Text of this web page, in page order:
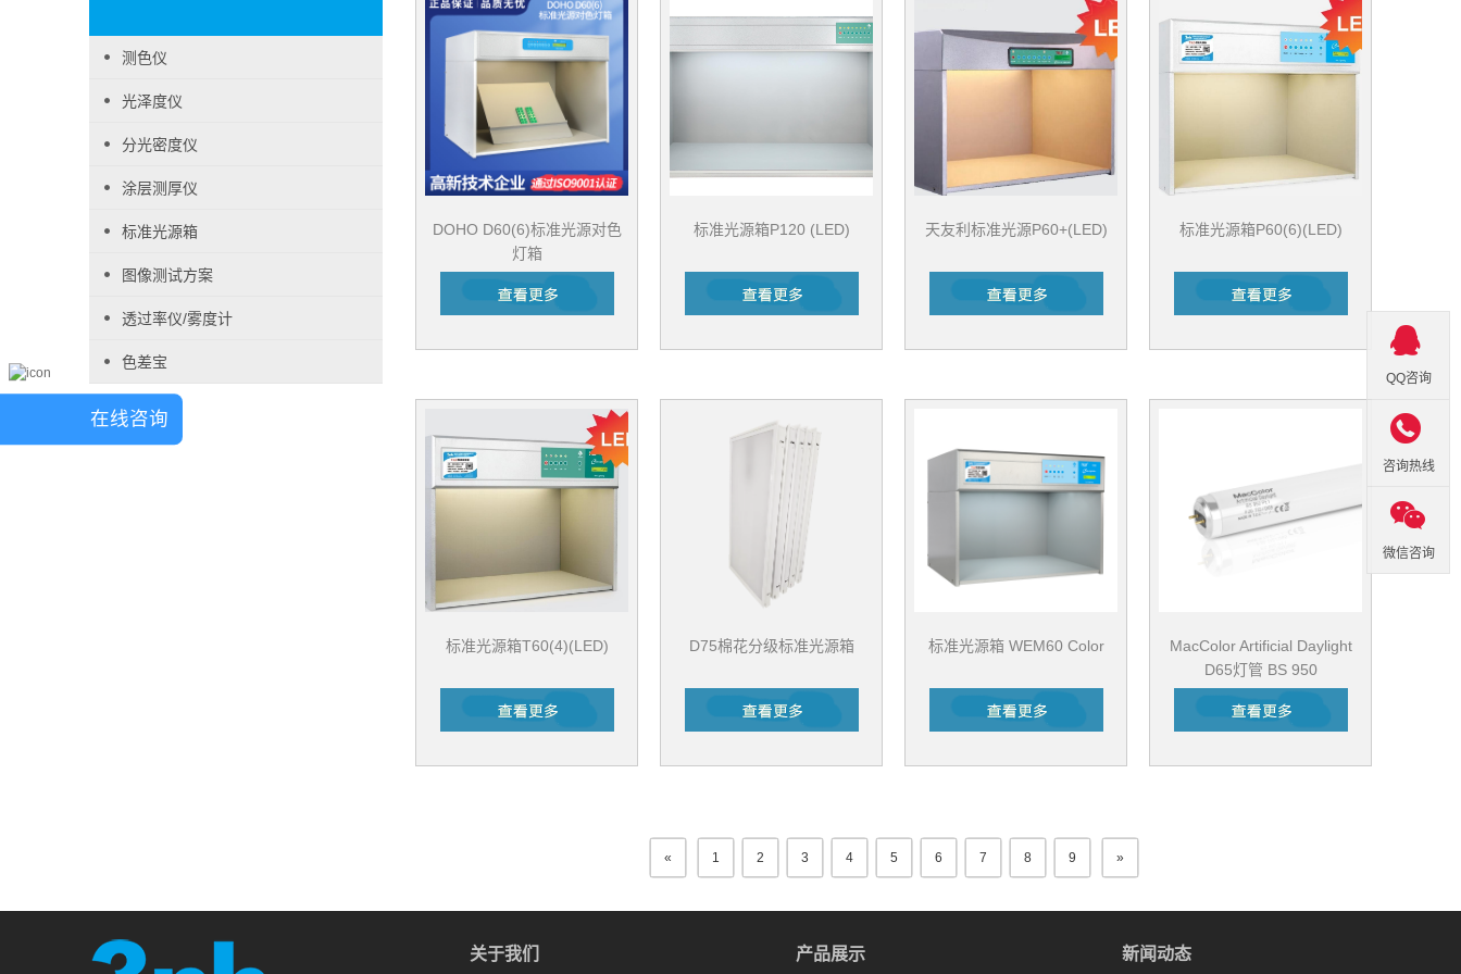
测色仪
光泽度仪
分光密度仪
涂层测厚仪
标准光源箱
图像测试方案
透过率仪/雾度计
色差宝
DOHO D60(6)标准光源对色
灯箱
标准光源箱P120 (LED) 天友利标准光源P60+(LED) 标准光源箱P60(6)(LED)
标准光源箱T60(4)(LED) D75棉花分级标准光源箱 标准光源箱 WEM60 Color
MacColor Artificial Daylight
D65灯管 BS 950
F20T12/D65
« 1 2 3 4 5 6 7 8 9 »
关于我们 产品展示 新闻动态
QQ咨询

咨询热线
微信咨询
在线咨询